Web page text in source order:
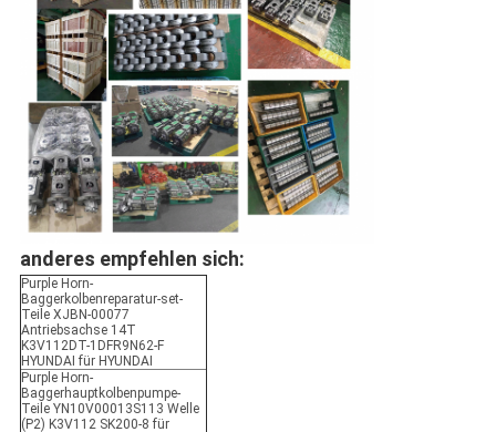
anderes empfehlen sich:
Purple Horn-
Baggerkolbenreparatur-set-
Teile XJBN-00077
Antriebsachse 14T
K3V112DT-1DFR9N62-F
HYUNDAI für HYUNDAI
Purple Horn-
Baggerhauptkolbenpumpe-
Teile YN10V00013S113 Welle
(P2) K3V112 SK200-8 für